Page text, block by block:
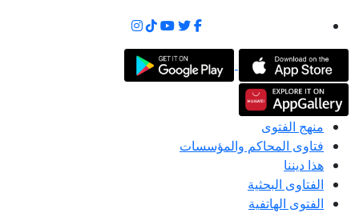
منهج الفتوى
فتاوى المحاكم والمؤسسات
هذا ديننا
الفتاوى البحثية
الفتوى الهاتفية